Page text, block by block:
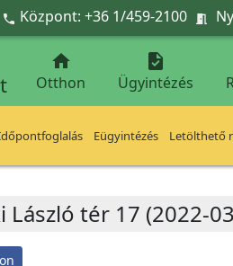
 Központ: +36 1/459-2100 

Otthon

Ügyintézés
Eügyintézés Letölthető
László tér 17 (2022-